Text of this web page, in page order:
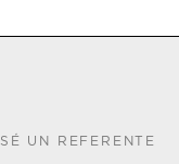
SÉ UN REFERENTE